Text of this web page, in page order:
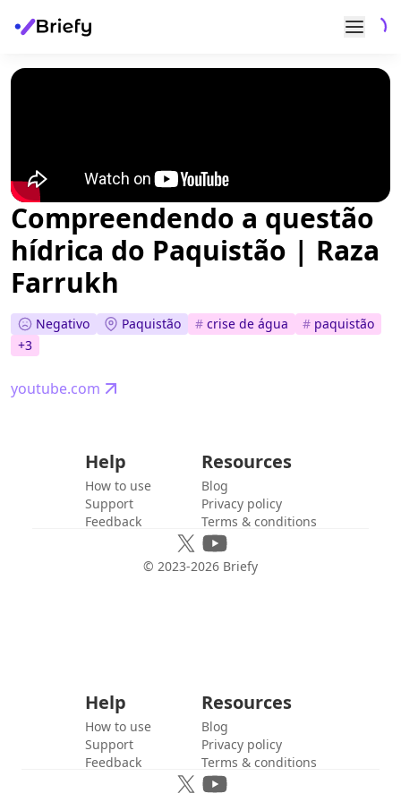
Compreendendo a questão
hídrica do Paquistão | Raza
Farrukh
Negativo Paquistão # crise de água # paquistão
+3
youtube.com
Help
How to use
Support
Feedback
Resources
Blog
Privacy policy
Terms & conditions
© 2023-2026 Briefy
Help
How to use
Support
Feedback
Resources
Blog
Privacy policy
Terms & conditions